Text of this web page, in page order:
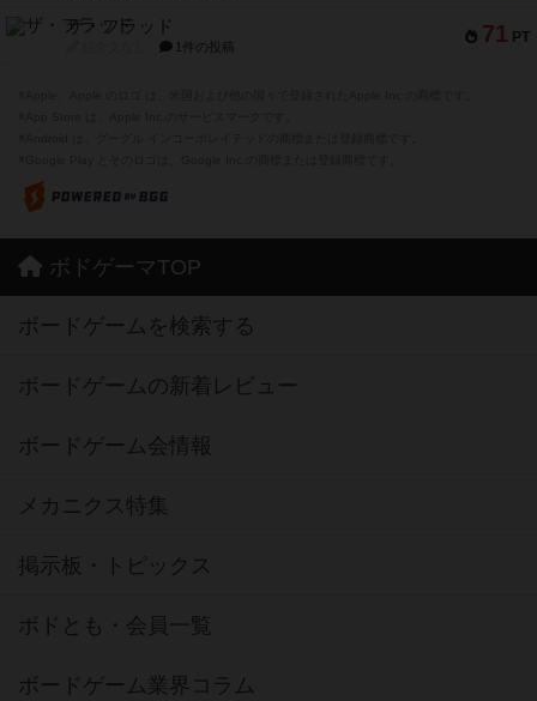
71 PT
ザ・フラッド
1件の投稿
ボドゲーマTOP
ボードゲームを検索する
ボードゲームの新着レビュー
ボードゲーム会情報
メカニクス特集
掲示板・トピックス
ボドとも・会員一覧
ボードゲーム業界コラム